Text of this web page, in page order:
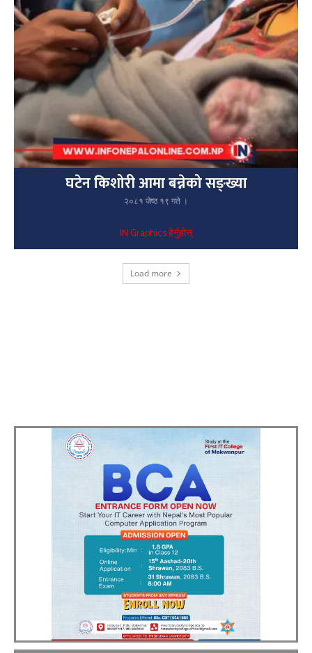
घटेन किशोरी आमा बन्नेको सङ्ख्या
२०८१ जेष्ठ १९ गते ।
IN Graphics हेर्नुहोस्
Load more